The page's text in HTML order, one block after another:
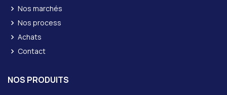
Nos marchés
Nos process
Achats
Contact
NOS PRODUITS